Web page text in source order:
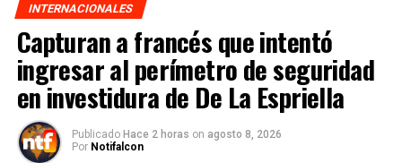
INTERNACIONALES
Capturan a francés que intentó
ingresar al perímetro de seguridad
en investidura de De La Espriella
Publicado Hace 2 horas on agosto 8, 2026
Por Notifalcon